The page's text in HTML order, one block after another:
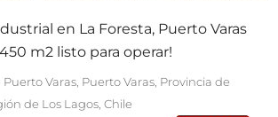
en La Foresta, Puerto Varas
m2 listo para operar!
Varas, Puerto Varas, Provincia de
de Los Lagos, Chile